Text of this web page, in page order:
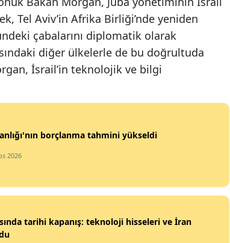
Tel Aviv’in Afrika Birliği’nde yeniden
çabalarını diplomatik olarak
diğer ülkelerle de bu doğrultuda
İsrail’in teknolojik ve bilgi
borçlanma tahmini yükseldi
2026
tarihi kapanış: teknoloji hisseleri ve İran